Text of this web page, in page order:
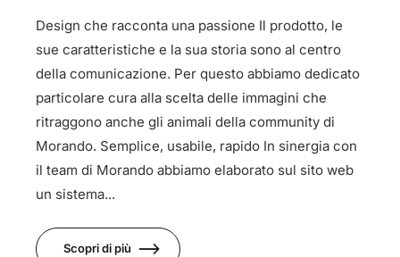
Design che racconta una passione Il prodotto, le
sue caratteristiche e la sua storia sono al centro
della comunicazione. Per questo abbiamo dedicato
particolare cura alla scelta delle immagini che
ritraggono anche gli animali della community di
Morando. Semplice, usabile, rapido In sinergia con
il team di Morando abbiamo elaborato sul sito web
un sistema...
Scopri di più